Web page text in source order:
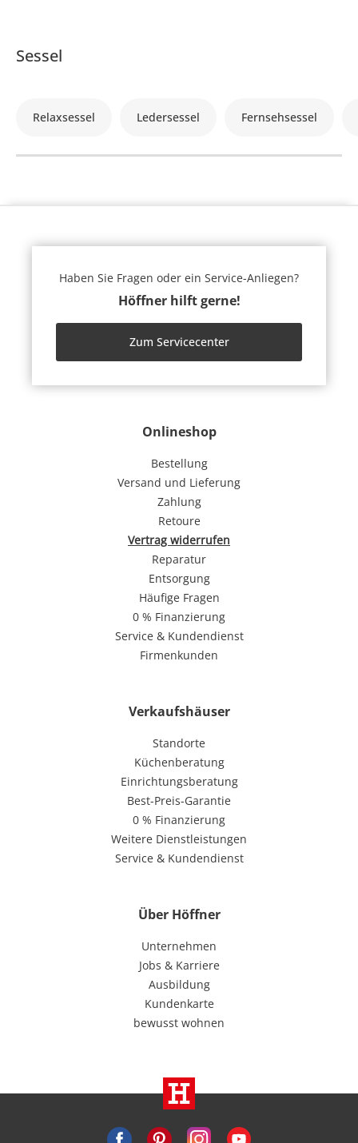
Sessel
Relaxsessel Ledersessel Fernsehsessel
Onlineshop
Bestellung
Versand und Lieferung
Zahlung
Retoure
Vertrag widerrufen
Reparatur
Entsorgung
Häufige Fragen
0 % Finanzierung
Service & Kundendienst
Firmenkunden
Verkaufshäuser
Standorte
Küchenberatung
Einrichtungsberatung
Best-Preis-Garantie
0 % Finanzierung
Weitere Dienstleistungen
Service & Kundendienst
Über Höffner
Unternehmen
Jobs & Karriere
Ausbildung
Kundenkarte
bewusst wohnen
Haben Sie Fragen oder ein Service-Anliegen?
Höffner hilft gerne!
Zum Servicecenter